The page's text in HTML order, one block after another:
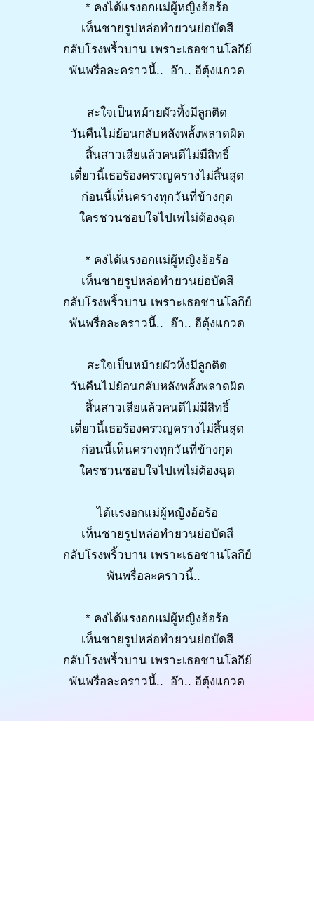
* คงได้แรงอกแม่ผู้หญิงอ้อร้อ
เห็นชายรูปหล่อทำยวนย่อบัดสี
กลับโรงพริ้วบาน เพราะเธอชานโลกีย์
พันพรื่อละคราวนี้.. อ๊า.. อีตุ้งแกวด
สะใจเป็นหม้ายผัวทิ้งมีลูกติด
วันคืนไม่ย้อนกลับหลังพลั้งพลาดผิด
สิ้นสาวเสียแล้วคนดีไม่มีสิทธิ์
เดี๋ยวนี้เธอร้องครวญครางไม่สิ้นสุด
ก่อนนี้เห็นครางทุกวันที่ข้างกุด
ใครชวนชอบใจไปเพไม่ต้องฉุด
* คงได้แรงอกแม่ผู้หญิงอ้อร้อ
เห็นชายรูปหล่อทำยวนย่อบัดสี
กลับโรงพริ้วบาน เพราะเธอชานโลกีย์
พันพรื่อละคราวนี้.. อ๊า.. อีตุ้งแกวด
สะใจเป็นหม้ายผัวทิ้งมีลูกติด
วันคืนไม่ย้อนกลับหลังพลั้งพลาดผิด
สิ้นสาวเสียแล้วคนดีไม่มีสิทธิ์
เดี๋ยวนี้เธอร้องครวญครางไม่สิ้นสุด
ก่อนนี้เห็นครางทุกวันที่ข้างกุด
ใครชวนชอบใจไปเพไม่ต้องฉุด
ได้แรงอกแม่ผู้หญิงอ้อร้อ
เห็นชายรูปหล่อทำยวนย่อบัดสี
กลับโรงพริ้วบาน เพราะเธอชานโลกีย์
พันพรื่อละคราวนี้..
* คงได้แรงอกแม่ผู้หญิงอ้อร้อ
เห็นชายรูปหล่อทำยวนย่อบัดสี
กลับโรงพริ้วบาน เพราะเธอชานโลกีย์
พันพรื่อละคราวนี้.. อ๊า.. อีตุ้งแกวด